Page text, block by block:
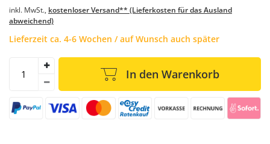
inkl. MwSt., kostenloser Versand** (Lieferkosten für das Ausland
abweichend)
Lieferzeit ca. 4-6 Wochen / auf Wunsch auch später
In den Warenkorb